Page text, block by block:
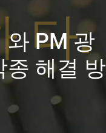
와 PM 광
종 해결 방
다.